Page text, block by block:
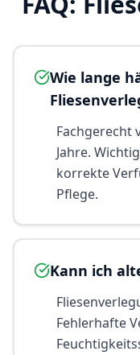
Wie lange
Fachgerecht
Jahre.
korrekte
Pflege.
Kann ich
Fehlerhafte